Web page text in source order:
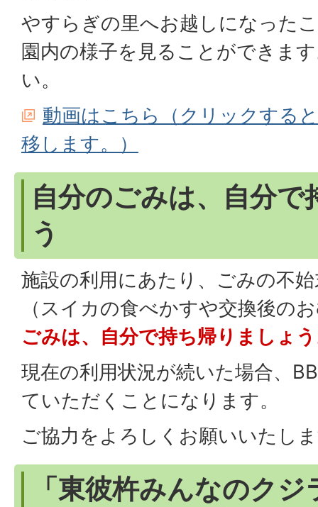
やすらぎの里へお越しになった
園内の様子を見ることができま
い。
動画はこちら（クリックする
移します。）
自分のごみは、自分で
う
施設の利用にあたり、ごみの不
（スイカの食べかすや交換後の
ごみは、自分で持ち帰りましょ
現在の利用状況が続いた場合、
ていただくことになります。
ご協力をよろしくお願いいたし
「東彼杵みんなのク